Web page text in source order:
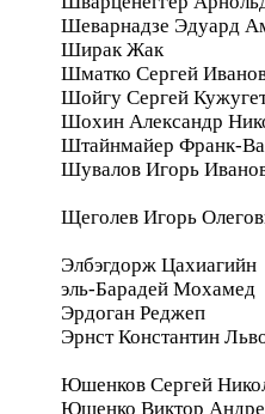
Шеварнадзе Эдуард
Ширак Жак
Шматко Сергей
Шойгу Сергей
Шохин Александр
Штайнмайер Франк-
Шувалов Игорь
Щеголев Игорь
Элбэгдорж Цахиагийн
эль-Барадей Мохамед
Эрдоган Реджеп
Эрнст Константин
Юшенков Сергей
Ющенко Виктор